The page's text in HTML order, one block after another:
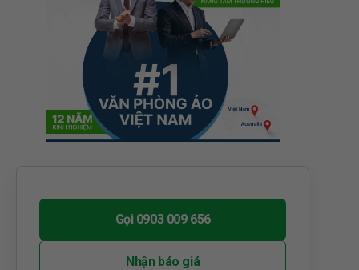
Gọi 0903 009 656
Nhận báo giá